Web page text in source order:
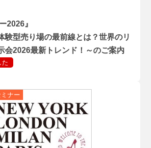
2026』
験型売り場の最前線とは？世界のリ
会2026最新トレンド！～のご案内